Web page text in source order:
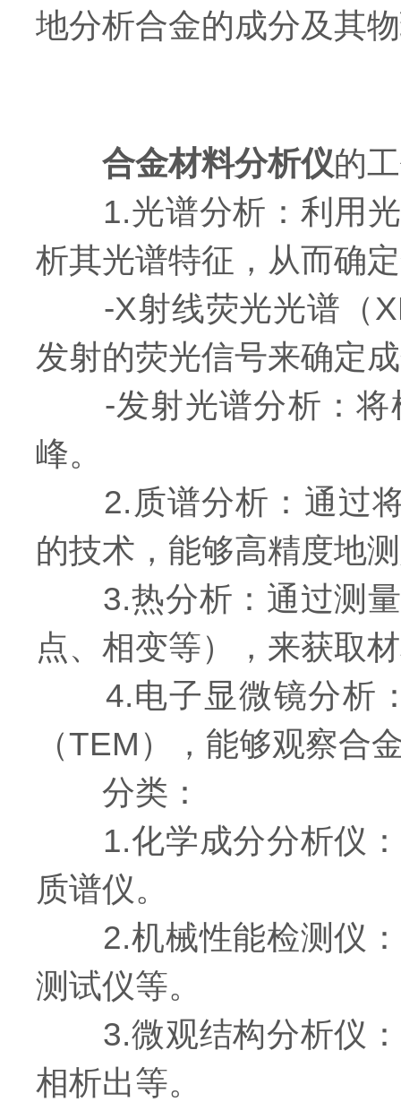
地分析合金的成分及其
合金材料分析仪的
1.光谱分析：利用光
析其光谱特征，从而确
-X射线荧光光谱（
发射的荧光信号来确定
-发射光谱分析：将
峰。
2.质谱分析：通过将
的技术，能够高精度地
3.热分析：通过测量
点、相变等），来获取
4.电子显微镜分析：
（TEM），能够观察合
分类：
1.化学成分分析仪：
质谱仪。
2.机械性能检测仪：
测试仪等。
3.微观结构分析仪：
相析出等。